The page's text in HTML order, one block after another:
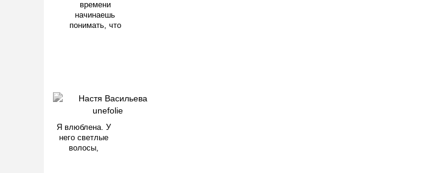
времени
начинаешь
понимать, что
Я влюблена. У
него светлые
волосы,